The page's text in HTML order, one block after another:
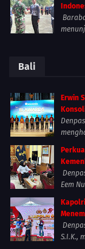
Bali
Erwin
Eem
S.I.K.,